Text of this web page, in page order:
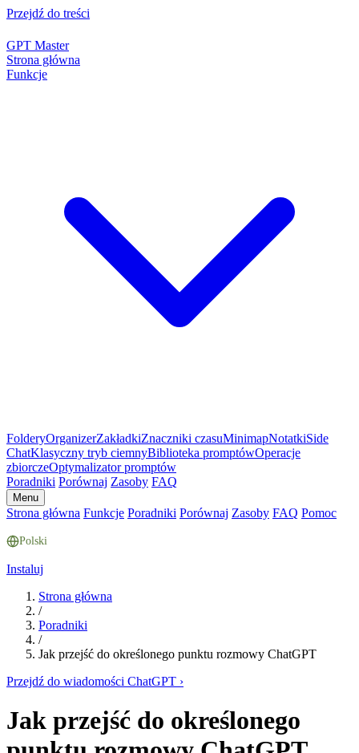
Przejdź do treści
GPT Master
Strona główna
Funkcje
FolderyOrganizerZakładkiZnaczniki czasuMinimapNotatkiSide
ChatKlasyczny tryb ciemnyBiblioteka promptówOperacje
zbiorczeOptymalizator promptów
Poradniki Porównaj Zasoby FAQ
Menu
Strona główna Funkcje Poradniki Porównaj Zasoby FAQ Pomoc
Polski
Instaluj
Strona główna
/
Poradniki
/
Jak przejść do określonego punktu rozmowy ChatGPT
Przejdź do wiadomości ChatGPT ›
Jak przejść do określonego